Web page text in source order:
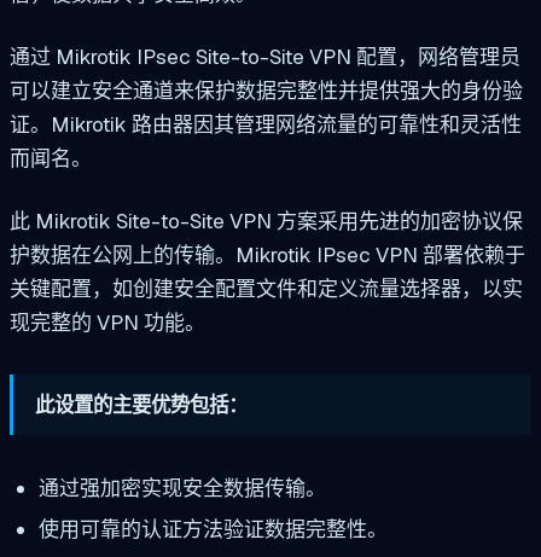
通过 Mikrotik IPsec Site-to-Site VPN 配置，网络管理员
可以建立安全通道来保护数据完整性并提供强大的身份验
证。Mikrotik 路由器因其管理网络流量的可靠性和灵活性
而闻名。
此 Mikrotik Site-to-Site VPN 方案采用先进的加密协议保
护数据在公网上的传输。Mikrotik IPsec VPN 部署依赖于
关键配置，如创建安全配置文件和定义流量选择器，以实
现完整的 VPN 功能。
此设置的主要优势包括：
通过强加密实现安全数据传输。
使用可靠的认证方法验证数据完整性。